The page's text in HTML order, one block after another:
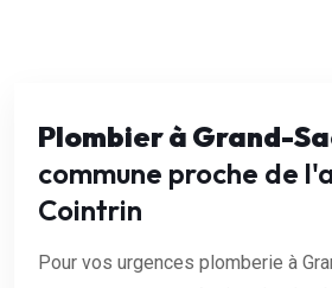
Plombier à Grand-
commune proche de
Cointrin
Pour vos urgences plomberie à